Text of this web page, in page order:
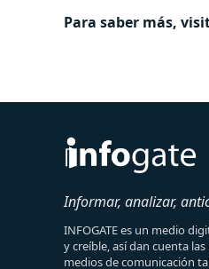
Para saber más,
Informar, analizar,
INFOGATE es un medio
y creíble, así dan cuenta
medios de comunicación